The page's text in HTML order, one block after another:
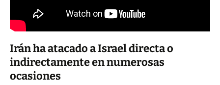
Irán ha atacado a Israel directa o
indirectamente en numerosas
ocasiones